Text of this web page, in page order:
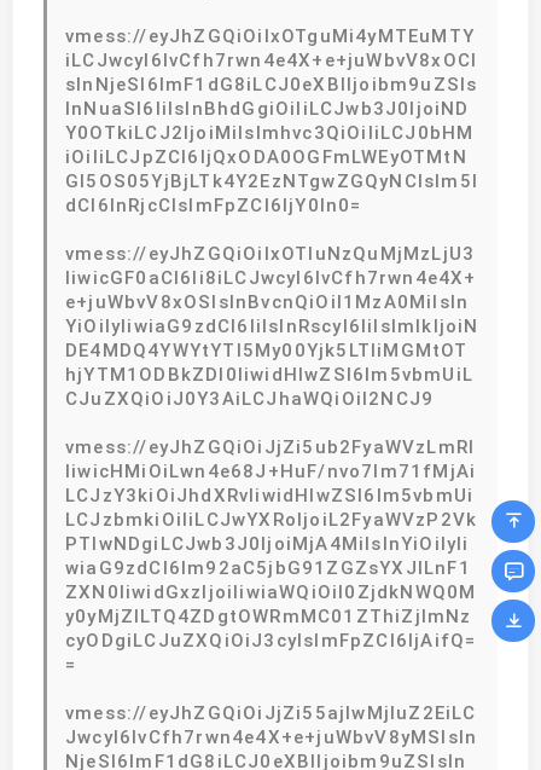
vmess://eyJhZGQiOiIxOTguMi4yMTEuMTY
iLCJwcyI6IvCfh7rwn4e4X+e+juWbvV8xOCI
sInNjeSI6ImF1dG8iLCJ0eXBlIjoibm9uZSIs
InNuaSI6IiIsInBhdGgiOiIiLCJwb3J0IjoiND
Y0OTkiLCJ2IjoiMiIsImhvc3QiOiIiLCJ0bHM
iOiIiLCJpZCI6IjQxODA0OGFmLWEyOTMtN
GI5OS05YjBjLTk4Y2EzNTgwZGQyNCIsIm5l
dCI6InRjcCIsImFpZCI6IjY0In0=
vmess://eyJhZGQiOiIxOTIuNzQuMjMzLjU3
IiwicGF0aCI6Ii8iLCJwcyI6IvCfh7rwn4e4X+
e+juWbvV8xOSIsInBvcnQiOiI1MzA0MiIsIn
YiOiIyIiwiaG9zdCI6IiIsInRscyI6IiIsImlkIjoiN
DE4MDQ4YWYtYTI5My00Yjk5LTliMGMtOT
hjYTM1ODBkZDI0IiwidHlwZSI6Im5vbmUiL
CJuZXQiOiJ0Y3AiLCJhaWQiOiI2NCJ9
vmess://eyJhZGQiOiJjZi5ub2FyaWVzLmRl
IiwicHMiOiLwn4e68J+HuF/nvo7lm71fMjAi
LCJzY3kiOiJhdXRvIiwidHlwZSI6Im5vbmUi
LCJzbmkiOiIiLCJwYXRoIjoiL2FyaWVzP2Vk
PTIwNDgiLCJwb3J0IjoiMjA4MiIsInYiOiIyIi
wiaG9zdCI6Im92aC5jbG91ZGZsYXJlLnF1
ZXN0IiwidGxzIjoiIiwiaWQiOiI0ZjdkNWQ0M
y0yMjZlLTQ4ZDgtOWRmMC01ZThiZjlmNz
cyODgiLCJuZXQiOiJ3cyIsImFpZCI6IjAifQ=
=
vmess://eyJhZGQiOiJjZi55ajIwMjIuZ2EiLC
JwcyI6IvCfh7rwn4e4X+e+juWbvV8yMSIsIn
NjeSI6ImF1dG8iLCJ0eXBlIjoibm9uZSIsIn